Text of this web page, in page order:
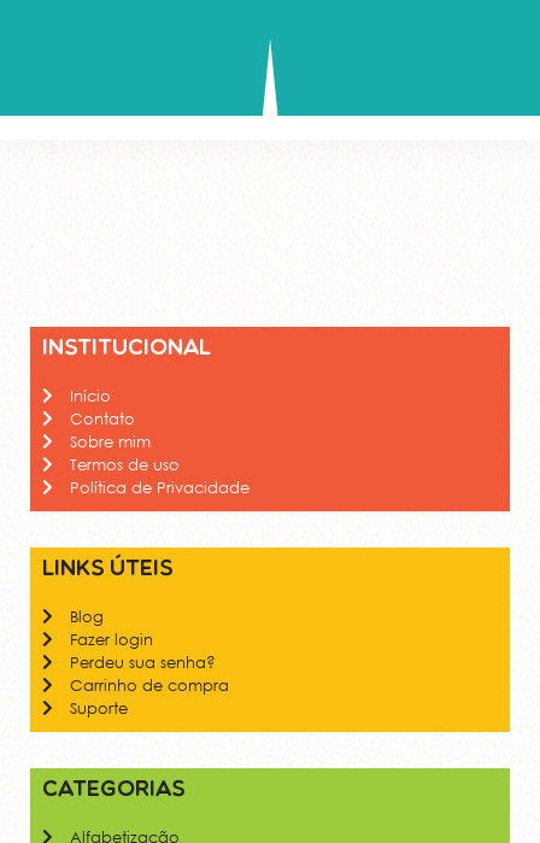
Institucional
Início
Contato
Sobre mim
Termos de uso
Política de Privacidade
Links úteis
Blog
Fazer login
Perdeu sua senha?
Carrinho de compra
Suporte
Categorias
Alfabetização